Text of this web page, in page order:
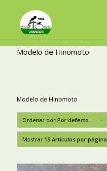
Modelo de Hinomoto
Modelo de Hinomoto
Ordenar por Por defecto
Mostrar 15 Artículos por página